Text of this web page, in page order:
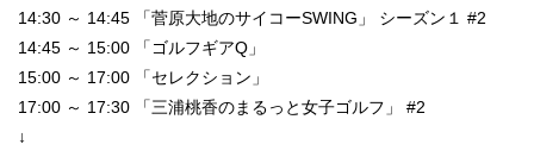
14:30 ～ 14:45 「菅原大地のサイコーSWING」 シーズン１ #2
14:45 ～ 15:00 「ゴルフギアQ」
15:00 ～ 17:00 「セレクション」
17:00 ～ 17:30 「三浦桃香のまるっと女子ゴルフ」 #2
↓